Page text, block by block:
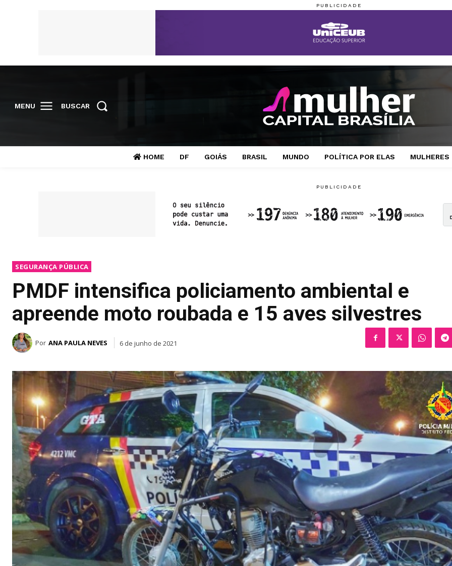
MENU BUSCAR
HOME DF GOIÁS BRASIL MUNDO POLÍTICA POR ELAS MULHERES
SEGURANÇA PÚBLICA
PMDF intensifica policiamento ambiental e
apreende moto roubada e 15 aves silvestres
Por ANA PAULA NEVES 6 de junho de 2021